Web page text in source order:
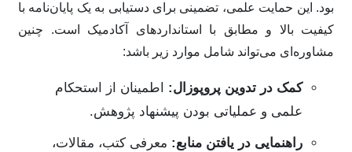
بود. این حمایت علمی، تضمینی برای دستیابی به یک پایان‌نامه با
کیفیت بالا و مطابق با استانداردهای آکادمیک است. چنین
مشاوره‌ای می‌تواند شامل موارد زیر باشد:
کمک در تدوین پروپوزال: اطمینان از استحکام
علمی و عملیاتی بودن پیشنهاد پژوهش.
راهنمایی در یافتن منابع: معرفی کتب، مقالات،